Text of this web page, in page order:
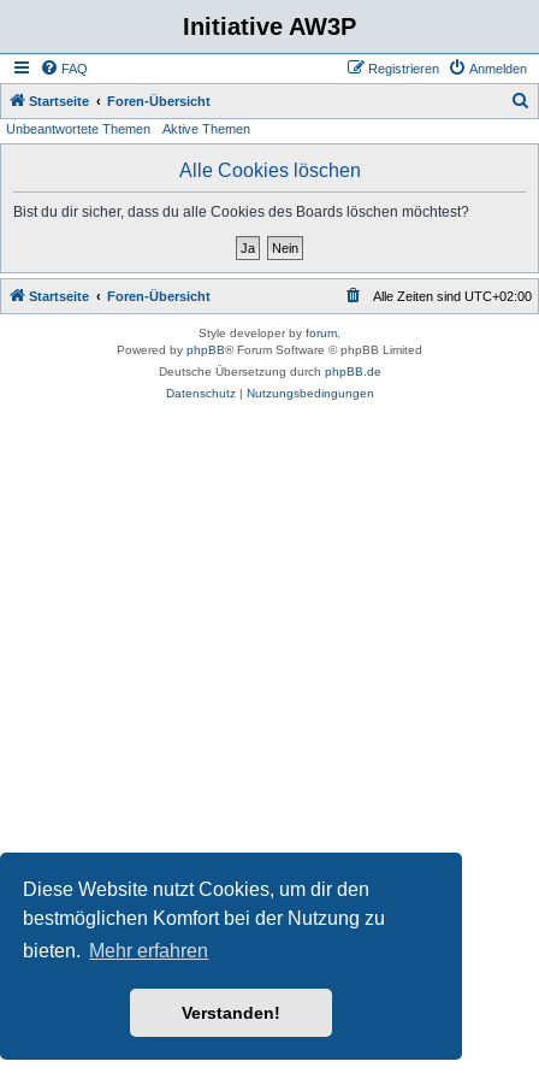
Diese Website nutzt Cookies, um dir den
bestmöglichen Komfort bei der Nutzung zu
bieten. Mehr erfahren
Verstanden!
Initiative AW3P
FAQ Anmelden
Registrieren
Startseite Foren-Übersicht
Unbeantwortete Themen Aktive Themen
Alle Cookies löschen
Bist du dir sicher, dass du alle Cookies des Boards löschen möchtest?
Startseite Foren-Übersicht Alle Zeiten sind UTC+02:00
Style developer by forum
Powered by phpBB® Forum Software © phpBB Limited
Deutsche Übersetzung durch phpBB.de
Datenschutz| Nutzungsbedingungen